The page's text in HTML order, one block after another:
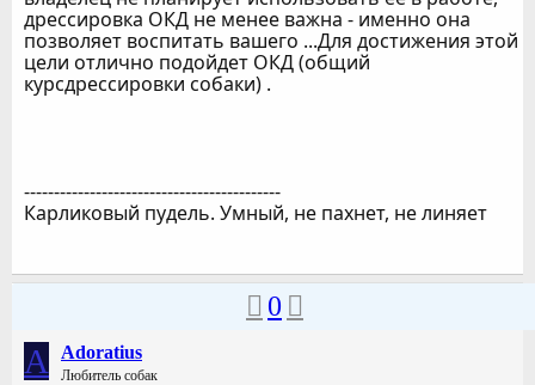
дрессировка ОКД не менее важна - именно она
позволяет воспитать вашего ...Для достижения этой
цели отлично подойдет ОКД (общий
курсдрессировки собаки) .
-------------------------------------------
Карликовый пудель. Умный, не пахнет, не линяет
0
A Adoratius
Любитель собак